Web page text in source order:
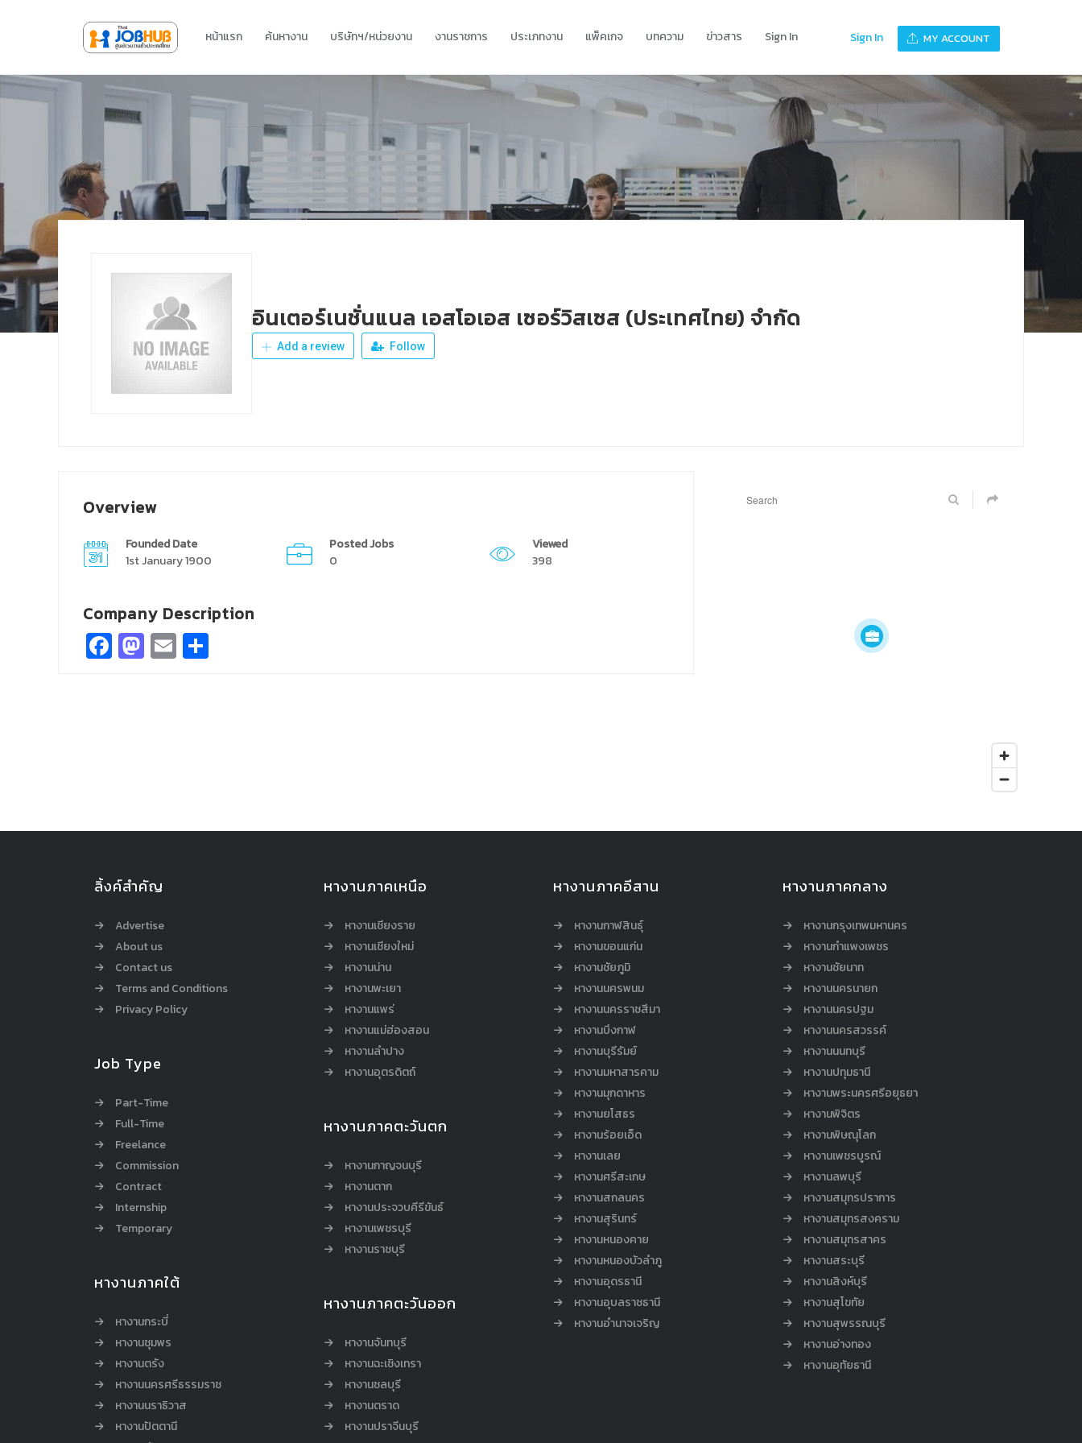
หน้าแรก ค้นหางาน บริษัทฯ/หน่วยงาน งานราชการ ประเภทงาน แพ็คเกจ บทความ ข่าวสาร Sign In Sign In MY ACCOUNT
อินเตอร์เนชั่นแนล เอสโอเอส เซอร์วิสเซส (ประเทศไทย) จำกัด
Add a review Follow
Overview
Founded Date
1st January 1900
Posted Jobs
0
Viewed
398
Company Description
Facebook
Mastodon
Email
ลิ้งค์สำคัญ
Advertise
About us
Contact us
Terms and Conditions
Privacy Policy
Job Type
Part-Time
Full-Time
Freelance
Commission
Contract
Internship
Temporary
หางานภาคใต้
หางานกระบี่
หางานชุมพร
หางานตรัง
หางานนครศรีธรรมราช
หางานนราธิวาส
หางานปัตตานี
หางานภาคเหนือ
หางานเชียงราย
หางานเชียงใหม่
หางานน่าน
หางานพะเยา
หางานแพร่
หางานแม่ฮ่องสอน
หางานลำปาง
หางานอุตรดิตถ์
หางานภาคตะวันตก
หางานกาญจนบุรี
หางานตาก
หางานประจวบคีรีขันธ์
หางานเพชรบุรี
หางานราชบุรี
หางานภาคตะวันออก
หางานจันทบุรี
หางานฉะเชิงเทรา
หางานชลบุรี
หางานตราด
หางานปราจีนบุรี
หางานภาคอีสาน
หางานกาฬสินธุ์
หางานขอนแก่น
หางานชัยภูมิ
หางานนครพนม
หางานนครราชสีมา
หางานบึงกาฬ
หางานบุรีรัมย์
หางานมหาสารคาม
หางานมุกดาหาร
หางานยโสธร
หางานร้อยเอ็ด
หางานเลย
หางานศรีสะเกษ
หางานสกลนคร
หางานสุรินทร์
หางานหนองคาย
หางานหนองบัวลำภู
หางานอุดรธานี
หางานอุบลราชธานี
หางานอำนาจเจริญ
หางานภาคกลาง
หางานกรุงเทพมหานคร
หางานกำแพงเพชร
หางานชัยนาท
หางานนครนายก
หางานนครปฐม
หางานนครสวรรค์
หางานนนทบุรี
หางานปทุมธานี
หางานพระนครศรีอยุธยา
หางานพิจิตร
หางานพิษณุโลก
หางานเพชรบูรณ์
หางานลพบุรี
หางานสมุทรปราการ
หางานสมุทรสงคราม
หางานสมุทรสาคร
หางานสระบุรี
หางานสิงห์บุรี
หางานสุโขทัย
หางานสุพรรณบุรี
หางานอ่างทอง
หางานอุทัยธานี